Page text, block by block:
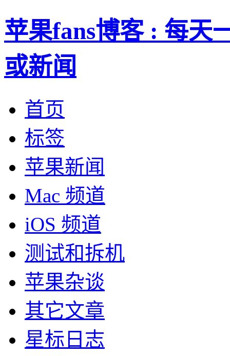
苹果fans博客 : 每天
或新闻
首页
标签
苹果新闻
Mac 频道
iOS 频道
测试和拆机
苹果杂谈
其它文章
星标日志